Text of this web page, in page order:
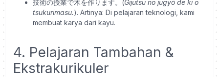
技術の授業で木を作ります。(Gijutsu no jugyō de ki o
tsukurimasu.). Artinya: Di pelajaran teknologi, kami
membuat karya dari kayu.
4. Pelajaran Tambahan &
Ekstrakurikuler